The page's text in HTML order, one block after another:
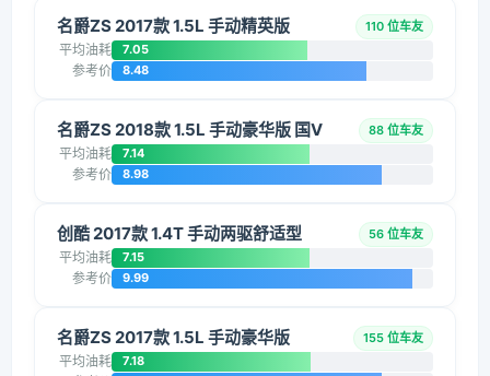
名爵ZS 2017款 1.5L 手动精英版 110 位车友
平均油耗 7.05
参考价 8.48
名爵ZS 2018款 1.5L 手动豪华版 国V 88 位车友
平均油耗 7.14
参考价 8.98
创酷 2017款 1.4T 手动两驱舒适型 56 位车友
平均油耗 7.15
参考价 9.99
名爵ZS 2017款 1.5L 手动豪华版 155 位车友
平均油耗 7.18